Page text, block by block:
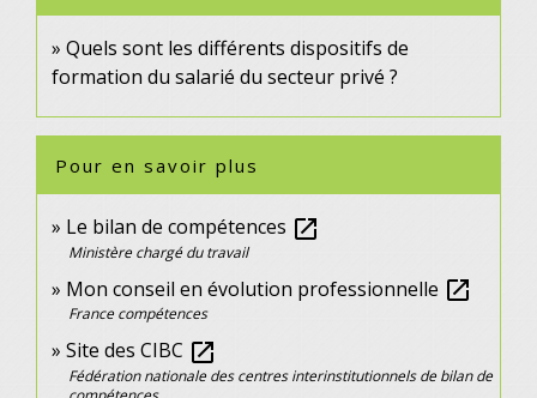
Quels sont les différents dispositifs de
formation du salarié du secteur privé ?
Pour en savoir plus
Le bilan de compétences open_in_new
Ministère chargé du travail
Mon conseil en évolution professionnelle open_in_new
France compétences
Site des CIBC open_in_new
Fédération nationale des centres interinstitutionnels de bilan de